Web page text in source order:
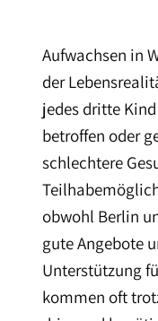
Aufwachsen in
der
jedes dritte
betroffen oder
schlechtere
obwohl Berlin
gute Angebote
Unterstützung
kommen oft